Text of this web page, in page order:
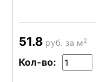
51.8 руб. за м2
Кол-во: